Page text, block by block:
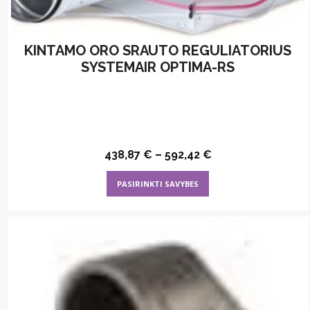
page
KINTAMO ORO SRAUTO REGULIATORIUS
SYSTEMAIR OPTIMA-RS
438,87 € – 592,42 €
PASIRINKTI SAVYBES
product
The
options
may